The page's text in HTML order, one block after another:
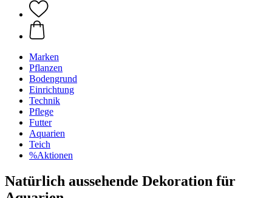
Marken
Pflanzen
Bodengrund
Einrichtung
Technik
Pflege
Futter
Aquarien
Teich
%Aktionen
Natürlich aussehende Dekoration für